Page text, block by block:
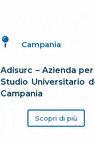
Campania

Adisurc – Azienda
Studio Universitario
Campania
Scopri di più